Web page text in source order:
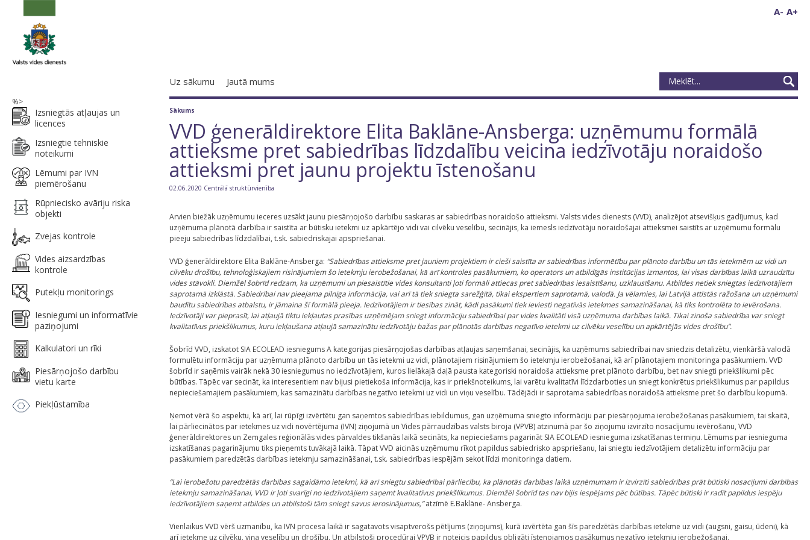
A- A+
Uz sākumu Jautā mums
%>
Izsniegtās atļaujas un
licences
Izsniegtie tehniskie
noteikumi
Lēmumi par IVN
piemērošanu
Rūpniecisko avāriju riska
objekti
Zvejas kontrole
Vides aizsardzības
kontrole
Putekļu monitorings
Iesniegumi un informatīvie
paziņojumi
Kalkulatori un rīki
Piesārņojošo darbību
vietu karte
Piekļūstamība
Sākums
VVD ģenerāldirektore Elita Baklāne-Ansberga: uzņēmumu formālā
attieksme pret sabiedrības līdzdalību veicina iedzīvotāju noraidošo
attieksmi pret jaunu projektu īstenošanu
02.06.2020 Centrālā struktūrvienība
Arvien biežāk uzņēmumu ieceres uzsākt jaunu piesārņojošo darbību saskaras ar sabiedrības noraidošo attieksmi. Valsts vides dienests (VVD), analizējot atsevišķus gadījumus, kad
uzņēmuma plānotā darbība ir saistīta ar būtisku ietekmi uz apkārtējo vidi vai cilvēku veselību, secinājis, ka iemesls iedzīvotāju noraidošajai attieksmei saistīts ar uzņēmumu formālu
pieeju sabiedrības līdzdalībai, t.sk. sabiedriskajai apspriešanai.
VVD ģenerāldirektore Elita Baklāne-Ansberga: “Sabiedrības attieksme pret jauniem projektiem ir cieši saistīta ar sabiedrības informētību par plānoto darbību un tās ietekmēm uz vidi un
cilvēku drošību, tehnoloģiskajiem risinājumiem šo ietekmju ierobežošanai, kā arī kontroles pasākumiem, ko operators un atbildīgās institūcijas izmantos, lai visas darbības laikā uzraudzītu
vides stāvokli. Diemžēl šobrīd redzam, ka uzņēmumi un piesaistītie vides konsultanti ļoti formāli attiecas pret sabiedrības iesaistīšanu, uzklausīšanu. Atbildes netiek sniegtas iedzīvotājiem
saprotamā izklāstā. Sabiedrībai nav pieejama pilnīga informācija, vai arī tā tiek sniegta sarežģītā, tikai ekspertiem saprotamā, valodā. Ja vēlamies, lai Latvijā attīstās ražošana un uzņēmumi
baudītu sabiedrības atbalstu, ir jāmaina šī formālā pieeja. Iedzīvotājiem ir tiesības zināt, kādi pasākumi tiek ieviesti negatīvās ietekmes samazināšanai, kā tiks kontrolēta to ievērošana.
Iedzīvotāji var pieprasīt, lai atļaujā tiktu iekļautas prasības uzņēmējam sniegt informāciju sabiedrībai par vides kvalitāti visā uzņēmuma darbības laikā. Tikai zinoša sabiedrība var sniegt
kvalitatīvus priekšlikumus, kuru iekļaušana atļaujā samazinātu iedzīvotāju bažas par plānotās darbības negatīvo ietekmi uz cilvēku veselību un apkārtējās vides drošību”.
Šobrīd VVD, izskatot SIA ECOLEAD iesniegums A kategorijas piesārņojošas darbības atļaujas saņemšanai, secinājis, ka uzņēmums sabiedrībai nav sniedzis detalizētu, vienkāršā valodā
formulētu informāciju par uzņēmuma plānoto darbību un tās ietekmi uz vidi, plānotajiem risinājumiem šo ietekmju ierobežošanai, kā arī plānotajiem monitoringa pasākumiem. VVD
šobrīd ir saņēmis vairāk nekā 30 iesniegumus no iedzīvotājiem, kuros lielākajā daļā pausta kategoriski noraidoša attieksme pret plānoto darbību, bet nav sniegti priekšlikumi pēc
būtības. Tāpēc var secināt, ka interesentiem nav bijusi pietiekoša informācija, kas ir priekšnoteikums, lai varētu kvalitatīvi līdzdarboties un sniegt konkrētus priekšlikumus par papildus
nepieciešamajiem pasākumiem, kas samazinātu darbības negatīvo ietekmi uz vidi un viņu veselību. Tādējādi ir saprotama sabiedrības noraidošā attieksme pret šo darbību kopumā.
Ņemot vērā šo aspektu, kā arī, lai rūpīgi izvērtētu gan saņemtos sabiedrības iebildumus, gan uzņēmuma sniegto informāciju par piesārņojuma ierobežošanas pasākumiem, tai skaitā,
lai pārliecinātos par ietekmes uz vidi novērtējuma (IVN) ziņojumā un Vides pārraudzības valsts biroja (VPVB) atzinumā par šo ziņojumu izvirzīto nosacījumu ievērošanu, VVD
ģenerāldirektores un Zemgales reģionālās vides pārvaldes tikšanās laikā secināts, ka nepieciešams pagarināt SIA ECOLEAD iesnieguma izskatīšanas termiņu. Lēmums par iesnieguma
izskatīšanas pagarinājumu tiks pieņemts tuvākajā laikā. Tāpat VVD aicinās uzņēmumu rīkot papildus sabiedrisko apspriešanu, lai sniegtu iedzīvotājiem detalizētu informāciju par
pasākumiem paredzētās darbības ietekmju samazināšanai, t.sk. sabiedrības iespējām sekot līdzi monitoringa datiem.
“Lai ierobežotu paredzētās darbības sagaidāmo ietekmi, kā arī sniegtu sabiedrībai pārliecību, ka plānotās darbības laikā uzņēmumam ir izvirzīti sabiedrības prāt būtiski nosacījumi darbības
ietekmju samazināšanai, VVD ir ļoti svarīgi no iedzīvotājiem saņemt kvalitatīvus priekšlikumus. Diemžēl šobrīd tas nav bijis iespējams pēc būtības. Tāpēc būtiski ir radīt papildus iespēju
iedzīvotājiem saņemt atbildes un atbilstoši tām sniegt savus ierosinājumus,”atzīmē E.Baklāne- Ansberga.
Vienlaikus VVD vērš uzmanību, ka IVN procesa laikā ir sagatavots visaptverošs pētījums (ziņojums), kurā izvērtēta gan šīs paredzētās darbības ietekme uz vidi (augsni, gaisu, ūdeni), kā
arī ietekme uz cilvēku, viņa veselību un drošību. Un atbilstoši procedūrai VPVB ir noteicis papildus obligāti īstenojamos pasākumus negatīvo ietekmju ierobežošanai.